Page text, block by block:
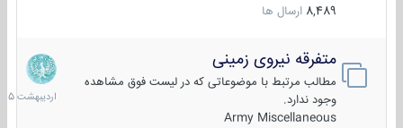
8,489 ارسال ها
متفرقه نیروی زمینی
مطالب مرتبط با موضوعاتی که در لیست فوق مشاهده
وجود ندارد.
Army Miscellaneous
27
1405